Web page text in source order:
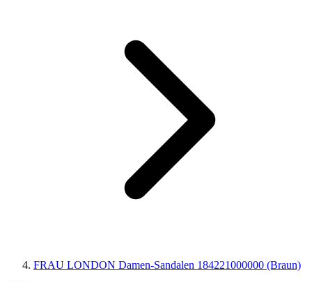
FRAU LONDON Damen-Sandalen 184221000000 (Braun)